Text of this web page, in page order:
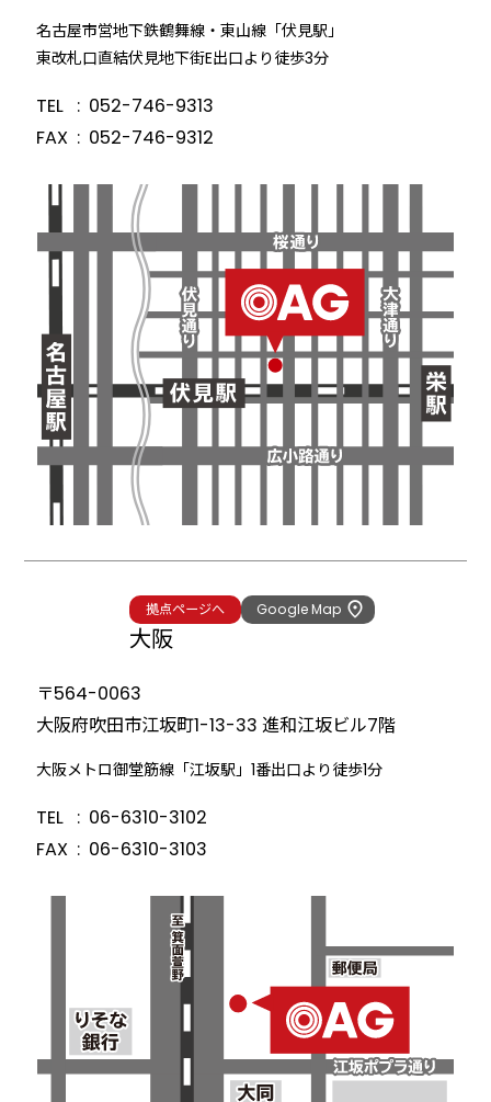
名古屋市営地下鉄鶴舞線・東山線「伏見駅」
東改札口直結伏見地下街E出口より徒歩3分
TEL
052-746-9313
FAX
052-746-9312
拠点ページへ Google Map
大阪
〒564-0063
大阪府吹田市江坂町1-13-33 進和江坂ビル7階
大阪メトロ御堂筋線「江坂駅」1番出口より徒歩1分
TEL
06-6310-3102
FAX
06-6310-3103